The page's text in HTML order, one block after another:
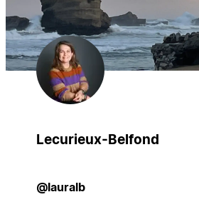
Lecurieux-Belfond
@lauralb